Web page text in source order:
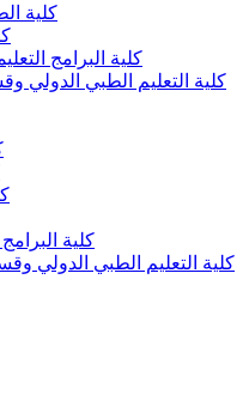
كلية
كلية البرامج
كلية التعليم الطبي الدولي
كلية
كلية التعليم الطبي الدولي